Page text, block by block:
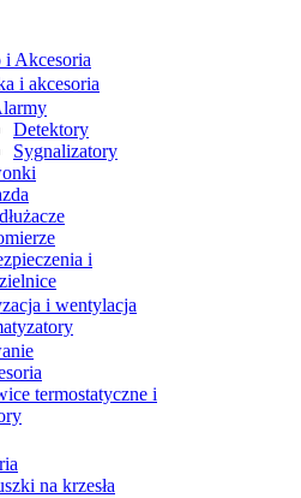
Akcesoria
i akcesoria
Detektory
Sygnalizatory
i
i wentylacja
termostatyczne i
na krzesła